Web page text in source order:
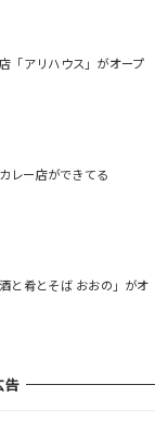
「アリハウス」がオープ
レー店ができてる
と肴とそば おおの」がオ
告